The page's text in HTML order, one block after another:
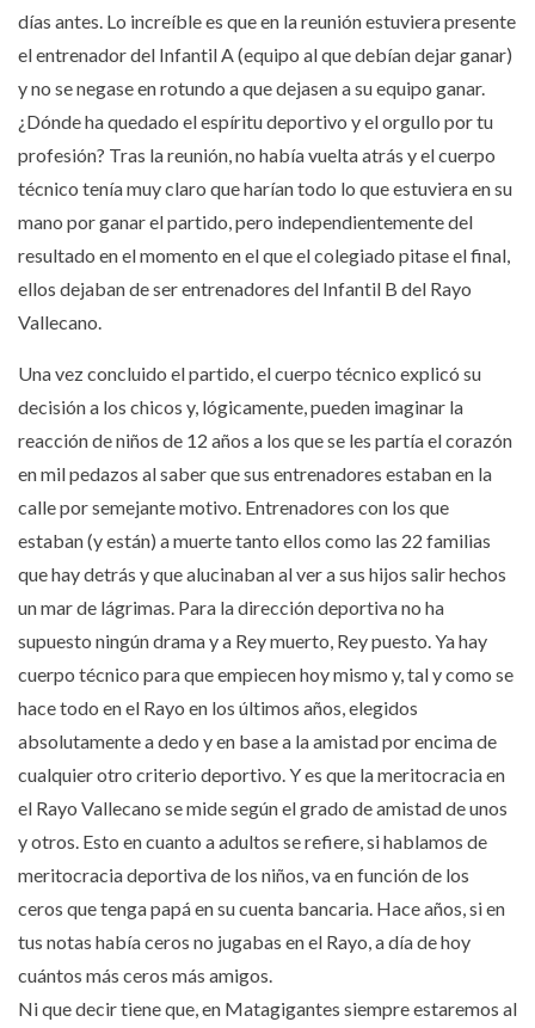
días antes. Lo increíble es que en la reunión estuviera presente
el entrenador del Infantil A (equipo al que debían dejar ganar)
y no se negase en rotundo a que dejasen a su equipo ganar.
¿Dónde ha quedado el espíritu deportivo y el orgullo por tu
profesión? Tras la reunión, no había vuelta atrás y el cuerpo
técnico tenía muy claro que harían todo lo que estuviera en su
mano por ganar el partido, pero independientemente del
resultado en el momento en el que el colegiado pitase el final,
ellos dejaban de ser entrenadores del Infantil B del Rayo
Vallecano.
Una vez concluido el partido, el cuerpo técnico explicó su
decisión a los chicos y, lógicamente, pueden imaginar la
reacción de niños de 12 años a los que se les partía el corazón
en mil pedazos al saber que sus entrenadores estaban en la
calle por semejante motivo. Entrenadores con los que
estaban (y están) a muerte tanto ellos como las 22 familias
que hay detrás y que alucinaban al ver a sus hijos salir hechos
un mar de lágrimas. Para la dirección deportiva no ha
supuesto ningún drama y a Rey muerto, Rey puesto. Ya hay
cuerpo técnico para que empiecen hoy mismo y, tal y como se
hace todo en el Rayo en los últimos años, elegidos
absolutamente a dedo y en base a la amistad por encima de
cualquier otro criterio deportivo. Y es que la meritocracia en
el Rayo Vallecano se mide según el grado de amistad de unos
y otros. Esto en cuanto a adultos se refiere, si hablamos de
meritocracia deportiva de los niños, va en función de los
ceros que tenga papá en su cuenta bancaria. Hace años, si en
tus notas había ceros no jugabas en el Rayo, a día de hoy
cuántos más ceros más amigos.
Ni que decir tiene que, en Matagigantes siempre estaremos al